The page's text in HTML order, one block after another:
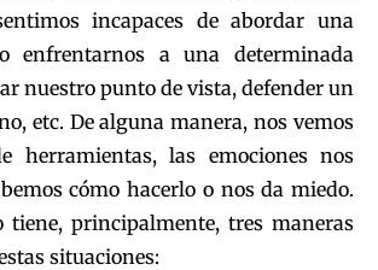
incapaces de abordar una
enfrentarnos a una determinada
nuestro punto de vista, defender un
etc. De alguna manera, nos vemos
herramientas, las emociones nos
cómo hacerlo o nos da miedo.
tiene, principalmente, tres maneras
situaciones: